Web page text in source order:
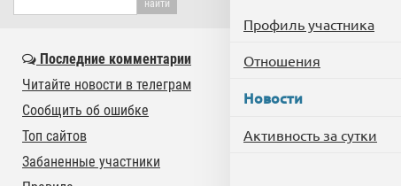
Профиль участника
Отношения
Новости
Активность за сутки
Последние комментарии
Читайте новости в телеграм
Сообщить об ошибке
Топ сайтов
Забаненные участники